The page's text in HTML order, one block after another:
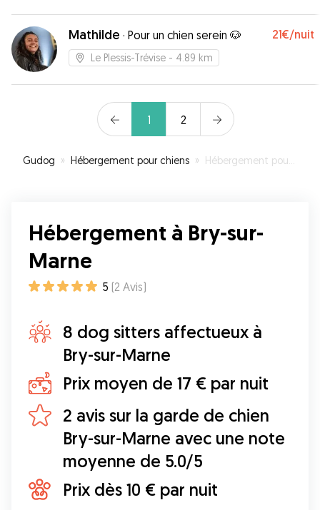
Mathilde · Pour un chien serein 🐶 21€/nuit
Le Plessis-Trévise - 4.89 km
1 2
Gudog » Hébergement pour chiens » Hébergement pour votre chien à Bry-sur-Marne
Hébergement à Bry-sur-
Marne
5 (2 Avis)
8 dog sitters affectueux à
Bry-sur-Marne
Prix moyen de 17 € par nuit
2 avis sur la garde de chien
Bry-sur-Marne avec une note
moyenne de 5.0/5
Prix dès 10 € par nuit